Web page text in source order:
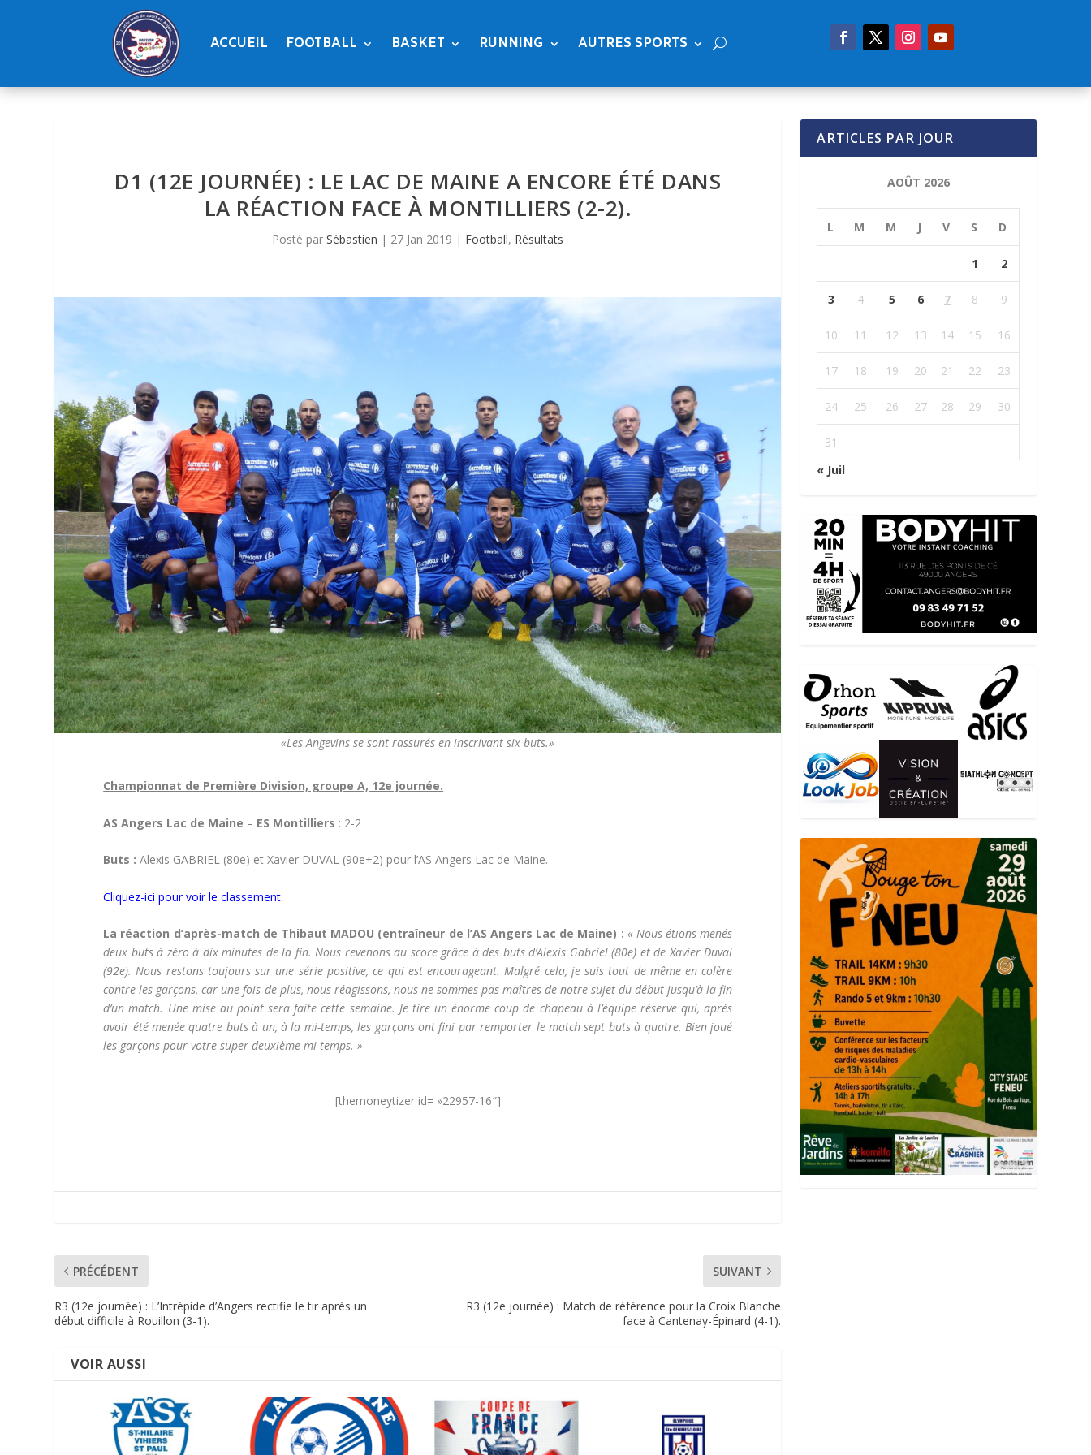
ACCUEIL FOOTBALL BASKET RUNNING AUTRES SPORTS
D1 (12E JOURNÉE) : LE LAC DE MAINE A ENCORE ÉTÉ DANS
LA RÉACTION FACE À MONTILLIERS (2-2).
Posté parSébastien | 27 Jan 2019 | Football, Résultats
«Les Angevins se sont rassurés en inscrivant six buts.»
Championnat de Première Division, groupe A, 12e journée.
AS Angers Lac de Maine – ES Montilliers : 2-2
Buts : Alexis GABRIEL (80e) et Xavier DUVAL (90e+2) pour l’AS Angers Lac de Maine.
Cliquez-ici pour voir le classement
La réaction d’après-match de Thibaut MADOU (entraîneur de l’AS Angers Lac de Maine) : «Nous étions menés
deux buts à zéro à dix minutes de la fin. Nous revenons au score grâce à des buts d’Alexis Gabriel (80e) et de Xavier Duval
(92e). Nous restons toujours sur une série positive, ce qui est encourageant. Malgré cela, je suis tout de même en colère
contre les garçons, car une fois de plus, nous réagissons, nous ne sommes pas maîtres de notre sujet du début jusqu’à la fin
d’un match. Une mise au point sera faite cette semaine. Je tire un énorme coup de chapeau à l’équipe réserve qui, après
avoir été menée quatre buts à un, à la mi-temps, les garçons ont fini par remporter le match sept buts à quatre. Bien joué
les garçons pour votre super deuxième mi-temps. »
[themoneytizer id= »22957-16″]
PRÉCÉDENT
R3 (12e journée) : L’Intrépide d’Angers rectifie le tir après un
début difficile à Rouillon (3-1).
SUIVANT
R3 (12e journée) : Match de référence pour la Croix Blanche
face à Cantenay-Épinard (4-1).
VOIR AUSSI
ARTICLES PAR JOUR
AOÛT 2026
L M M J V S D
1 2
3 4 5 6 7 8 9
10 11 12 13 14 15 16
17 18 19 20 21 22 23
24 25 26 27 28 29 30
31
« Juil